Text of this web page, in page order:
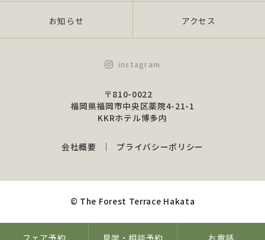
フェア予約 見学・相談予約 お電話
お知らせ アクセス
会社概要 プライバシーポリシー
instagram
〒810-0022
福岡県福岡市中央区薬院4-21-1
KKRホテル博多内
© The Forest Terrace Hakata